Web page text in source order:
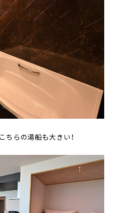
ちらの湯船も大きい！